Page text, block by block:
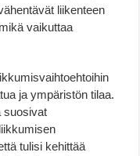
liikenteen
vaikuttaa
ja ympäristön tilaa.
suosivat
tulisi kehittää